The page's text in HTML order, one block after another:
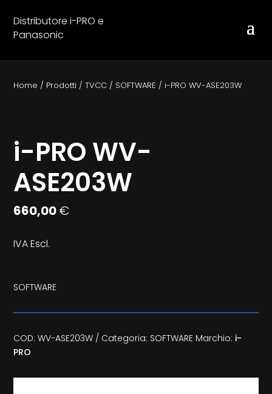
Distributore i-PRO e
Panasonic
Home / Prodotti /TVCC / SOFTWARE / i-PRO WV-ASE203W
i-PRO WV-
ASE203W
660,00€
IVA Escl.
SOFTWARE
COD: WV-ASE203W Categoria: SOFTWARE Marchio: i-
PRO